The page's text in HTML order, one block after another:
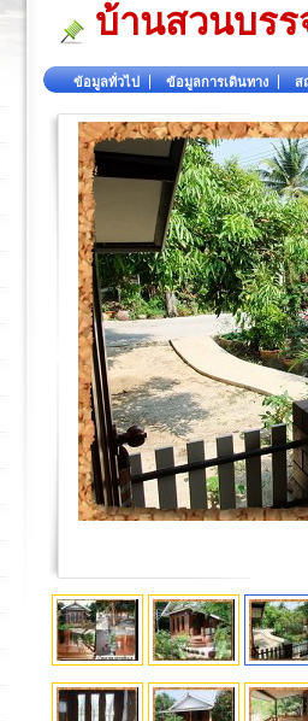
บ้านสวนบรร
ข้อมูลทั่วไป ข้อมูลการเดินทาง ส